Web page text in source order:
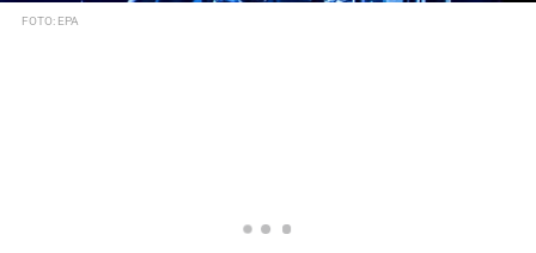
FOTO: EPA